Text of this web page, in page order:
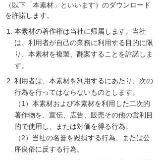
（以下「本素材」といいます）のダウンロード
を許諾します。
本素材の著作権は当社に帰属します。当社
は、利用者が自己の業務に利用する目的に限
り、本素材を複製、翻案することを許諾しま
す。
利用者は、本素材を利用するにあたり、次の
行為を行ってはならないものとします。
（1）本素材および本素材を利用した二次的
著作物を、宣伝、広告、販売その他の営利目
的で使用し、または対価を得る行為。
（2）当社の名誉を毀損する行為、または公
序良俗に反する行為。